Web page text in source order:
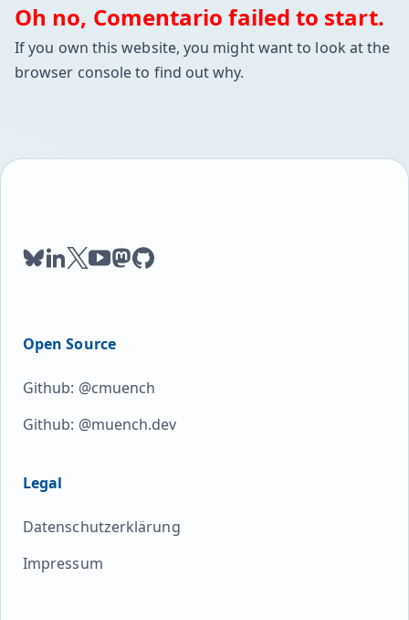
Oh no, Comentario failed to start.
If you own this website, you might want to look at the
browser console to find out why.
bluesky
linkedin
twitter
youtube
mastodon
github
Open Source
Github: @cmuench
Github: @muench.dev
Legal
Datenschutzerklärung
Impressum